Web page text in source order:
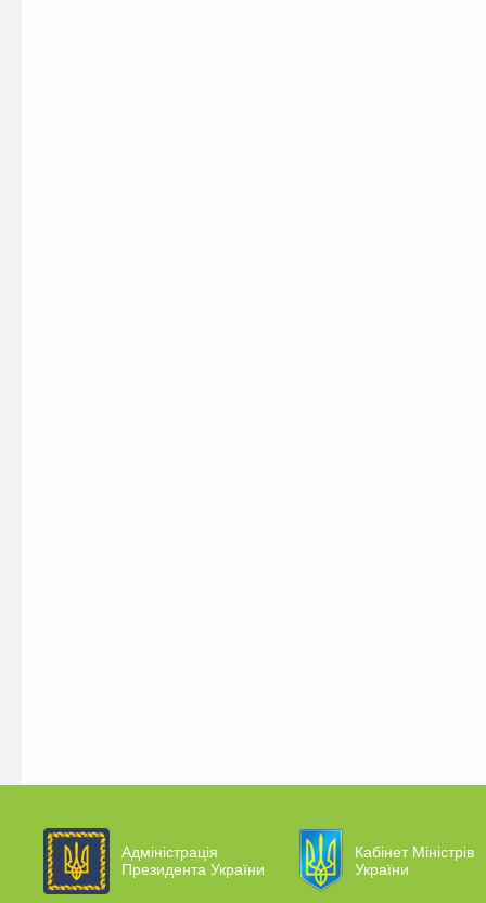
Адміністрація
Президента України
Кабінет Міністрів
України